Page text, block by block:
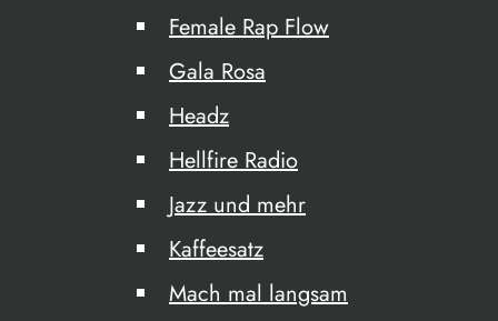
Female Rap Flow
Gala Rosa
Headz
Hellfire Radio
Jazz und mehr
Kaffeesatz
Mach mal langsam